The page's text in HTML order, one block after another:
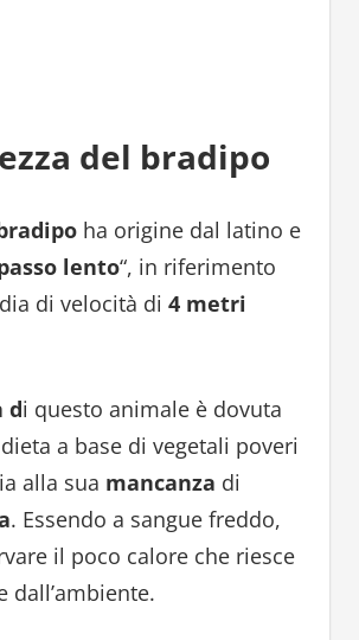
del bradipo
ha origine dal latino e
lento“, in riferimento
di velocità di 4 metri
di questo animale è dovuta
a base di vegetali poveri
alla sua mancanza di
. Essendo a sangue freddo,
il poco calore che riesce
dall’ambiente.